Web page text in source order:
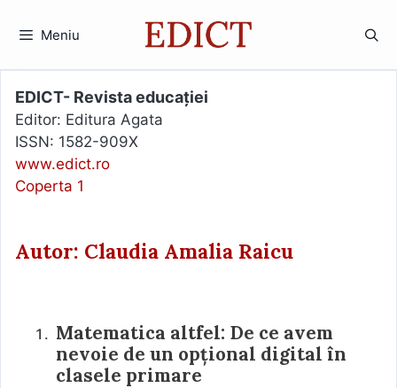
Meniu
EDICT- Revista educației
Editor: Editura Agata
ISSN: 1582-909X
www.edict.ro
Coperta 1
Autor: Claudia Amalia Raicu
Matematica altfel: De ce avem
nevoie de un opțional digital în
clasele primare